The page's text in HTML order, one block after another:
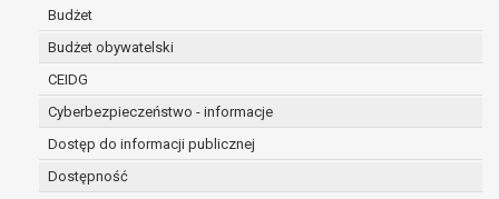
Budżet
Budżet obywatelski
CEIDG
Cyberbezpieczeństwo - informacje
Dostęp do informacji publicznej
Dostępność
przepisów prawa.
Pani/Pana dane osobowe będą przetwarzane
przez okres niezbędny do realizacji celu dla jakiego
zostały zebrane oraz zgodnie z terminami
archiwizacji określonymi przez przepisy prawa
powszechnie obowiązującego.
W przypadku, gdy dane osobowe przetwarzane są